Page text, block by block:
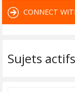
CONNECT
Sujets actifs